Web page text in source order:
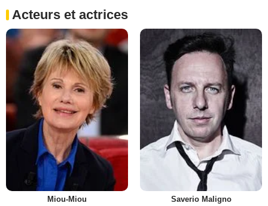
Acteurs et actrices
Miou-Miou Saverio Maligno